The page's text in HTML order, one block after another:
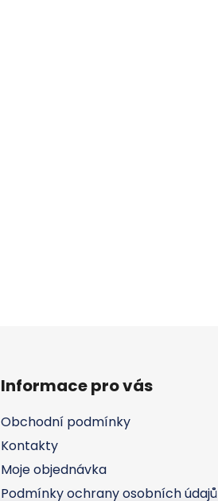
Informace pro vás
Obchodní podmínky
Kontakty
Moje objednávka
Podmínky ochrany osobních údajů